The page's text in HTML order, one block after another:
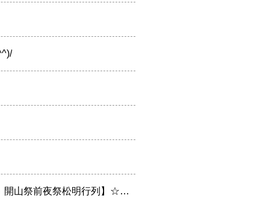
【6月7日（土）キャンセル空室出ました(^^)/】【6月7日（土）開山祭前夜祭松明行列】☆松明引換券☆当日500円で販売いたします